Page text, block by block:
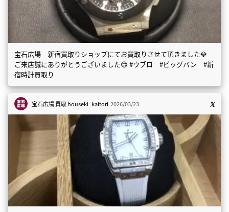
宝石広場 新宿買取りショップにてお買取りさせて頂きました💎
ご来店誠にありがとうございました😊 #ウブロ #ビッグバン #新
宿時計買取り
宝石広場 買取houseki_kaitori 2026/03/23